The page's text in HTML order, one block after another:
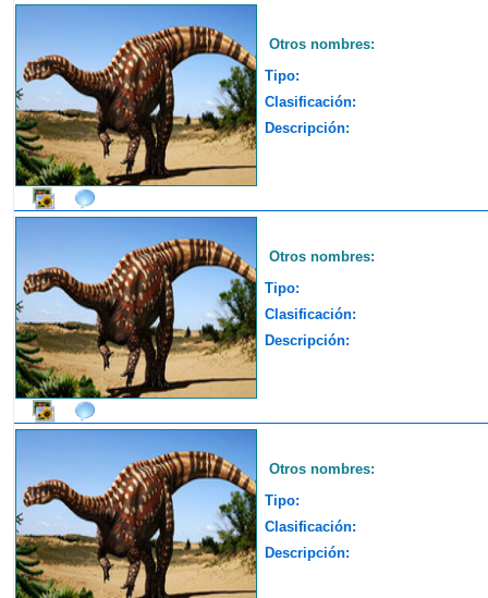
Otros nombres:
Tipo:
Clasificación:
Descripción:
Otros nombres:
Tipo:
Clasificación:
Descripción:
Otros nombres:
Tipo:
Clasificación:
Descripción: